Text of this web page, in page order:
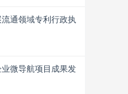
通领域专利行政执
微导航项目成果发